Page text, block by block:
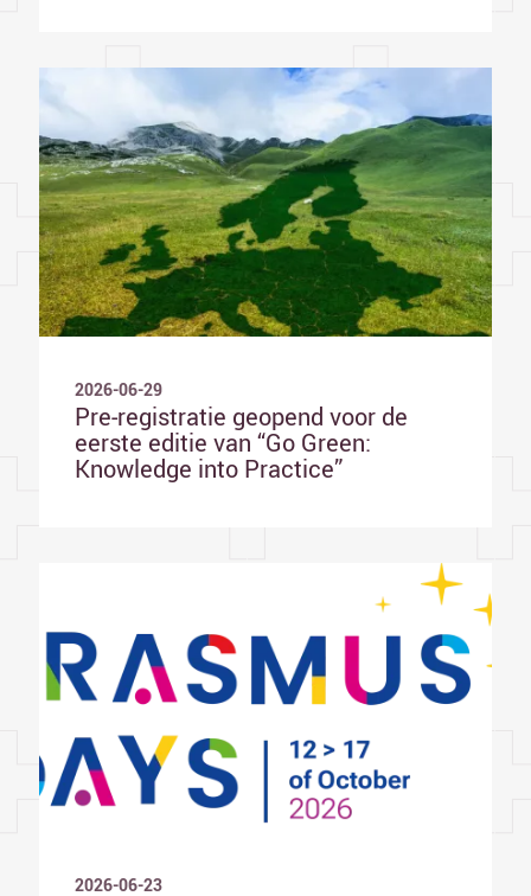
2026-06-29
Pre-registratie geopend voor de
eerste editie van “Go Green:
Knowledge into Practice”
2026-06-23